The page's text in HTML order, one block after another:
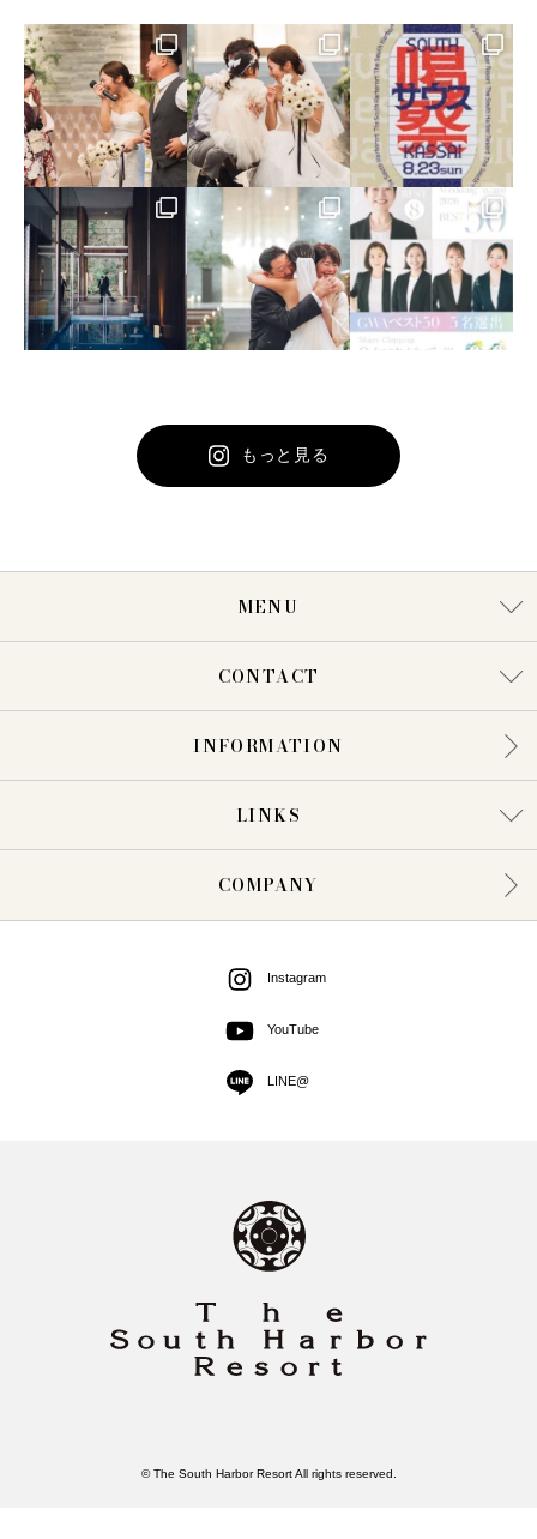
もっと見る
MENU
CONTACT
INFORMATION
LINKS
COMPANY
Instagram
YouTube
LINE@
© The South Harbor Resort All rights reserved.